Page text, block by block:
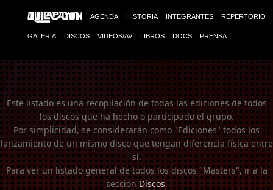
AGENDA HISTORIA INTEGRANTES REPERTORIO
GALERÍA DISCOS VIDEOS/AV LIBROS DOCS PRENSA
Imagen 01
Este listado es una recopilación de todas las ediciones de todos
los discos que ha hecho o participado el grupo.
Por simplicidad, se considerarán como "Ediciones" todos los
lanzamiento de un mismo disco que tengan diferencia física entre
sí.
Para ver un listado general de todos los discos "Masters", ir a la
secciónDiscos.